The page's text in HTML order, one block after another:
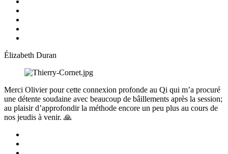
Élizabeth Duran
Merci Olivier pour cette connexion profonde au Qi qui m’a procuré
une détente soudaine avec beaucoup de bâillements après la session;
au plaisir d’approfondir la méthode encore un peu plus au cours de
nos jeudis à venir. 🙏